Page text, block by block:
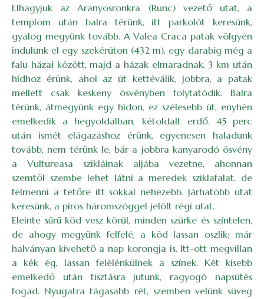
Elhagyjuk az Aranyosronkra (Runc) vezető utat, a
templom után balra térünk, itt parkolót keresünk,
gyalog megyünk tovább. A Valea Craca patak völgyén
indulunk el egy szekérúton (432 m), egy darabig még a
falu házai között, majd a házak elmaradnak, 3 km után
hídhoz érünk, ahol az út kettéválik, jobbra, a patak
mellett csak keskeny ösvényben folytatódik. Balra
térünk, átmegyünk egy hídon, ez szélesebb út, enyhén
emelkedik a hegyoldalban, kétoldalt erdő. 45 perc
után ismét elágazáshoz érünk, egyenesen haladunk
tovább, nem térünk le, bár a jobbra kanyarodó ösvény
a Vultureasa szikláinak aljába vezetne, ahonnan
szemtől szembe lehet látni a meredek sziklafalat, de
felmenni a tetőre itt sokkal nehezebb. Járhatóbb utat
keresünk, a piros háromszöggel jelölt régi utat.
Eleinte sűrű köd vesz körül, minden szürke és színtelen,
de ahogy megyünk felfelé, a köd lassan oszlik; már
halványan kivehető a nap korongja is. Itt-ott megvillan
a kék ég, lassan felélénkülnek a színek. Két kisebb
emelkedő után tisztásra jutunk, ragyogó napsütés
fogad. Nyugatra tágasabb rét, szemben velünk süveg